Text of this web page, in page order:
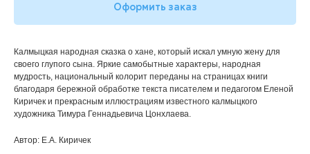
Оформить заказ
Калмыцкая народная сказка о хане, который искал умную жену для
своего глупого сына. Яркие самобытные характеры, народная
мудрость, национальный колорит переданы на страницах книги
благодаря бережной обработке текста писателем и педагогом Еленой
Киричек и прекрасным иллюстрациям известного калмыцкого
художника Тимура Геннадьевича Цонхлаева.
Автор: Е.А. Киричек